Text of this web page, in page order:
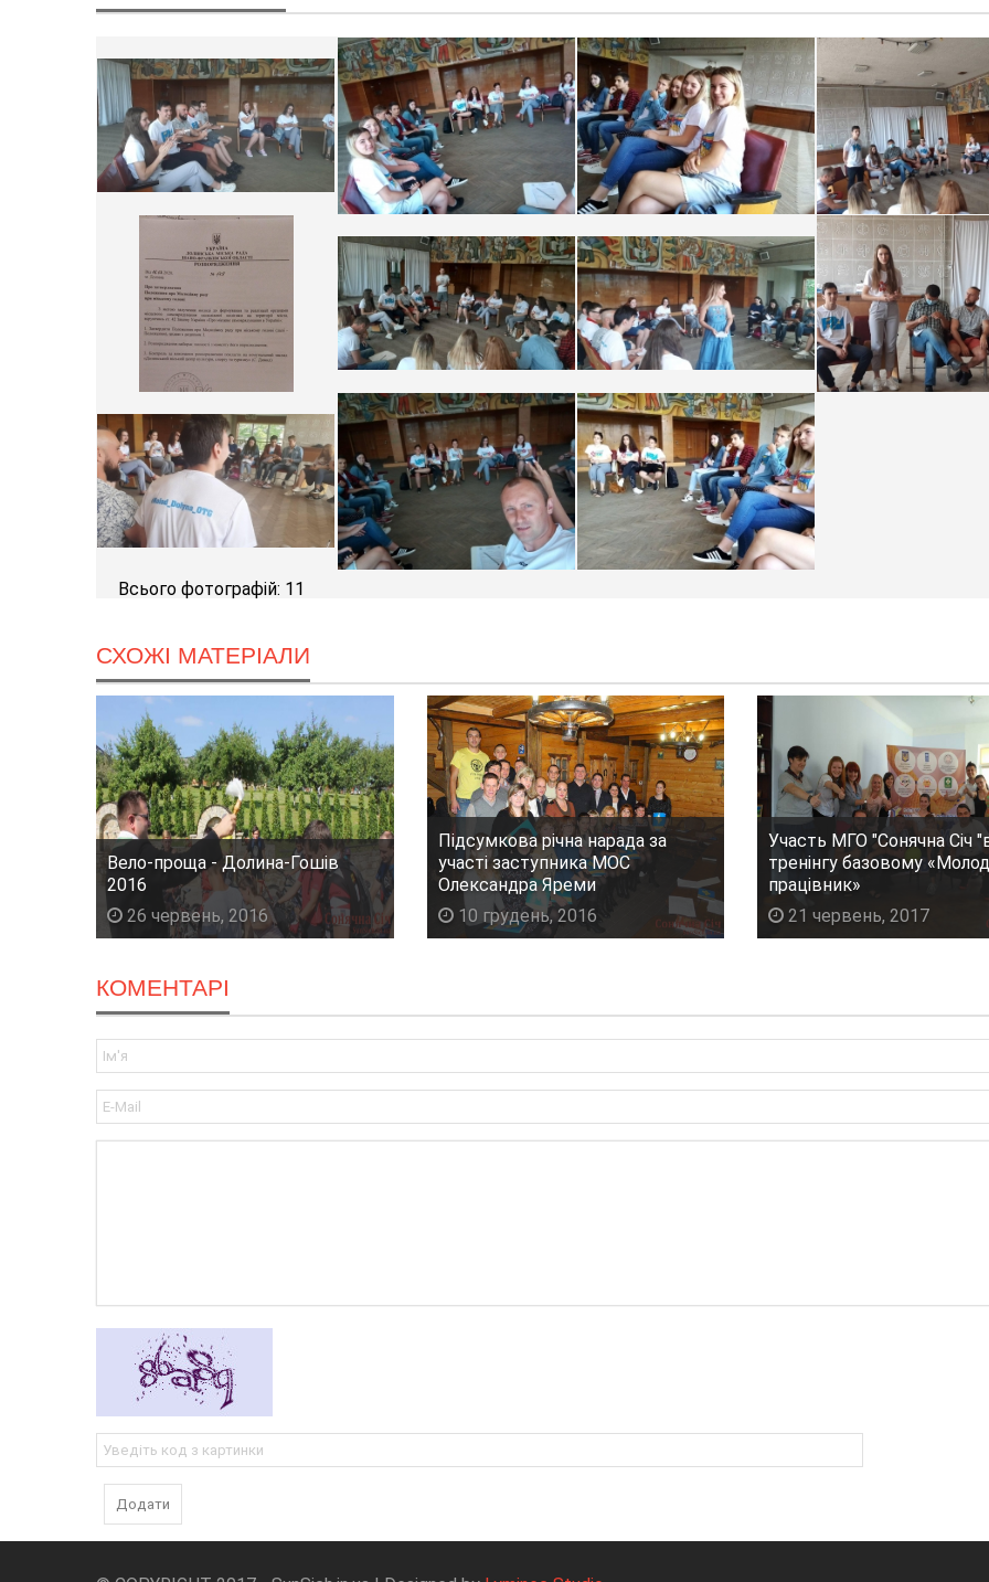
Всього фотографій: 11
СХОЖІ МАТЕРІАЛИ
Вело-проща - Долина-Гошів
2016
26 червень, 2016
Підсумкова річна нарада за
участі заступника МОС
Олександра Яреми
10 грудень, 2016
Участь МГО "Сонячна Січ
тренінгу базовому
працівник»
21 червень, 2017
КОМЕНТАРІ
Додати